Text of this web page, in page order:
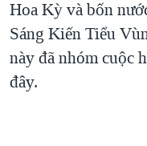
Hoa Kỳ và bốn
Sáng Kiến Tiểu
này đã nhóm cuộc
đây.